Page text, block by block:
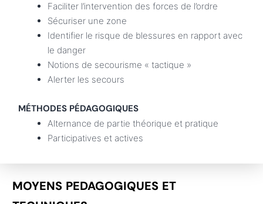
Faciliter l’intervention des forces de l’ordre
Sécuriser une zone
Identifier le risque de blessures en rapport avec
le danger
Notions de secourisme « tactique »
Alerter les secours
MÉTHODES PÉDAGOGIQUES
Alternance de partie théorique et pratique
Participatives et actives
MOYENS PEDAGOGIQUES ET